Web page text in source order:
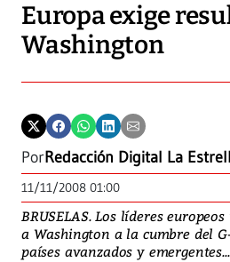
Europa exige
Washington
PorRedacción Digital La
11/11/2008 01:00
BRUSELAS. Los líderes
a Washington a la cumbre del
países avanzados y emergentes...